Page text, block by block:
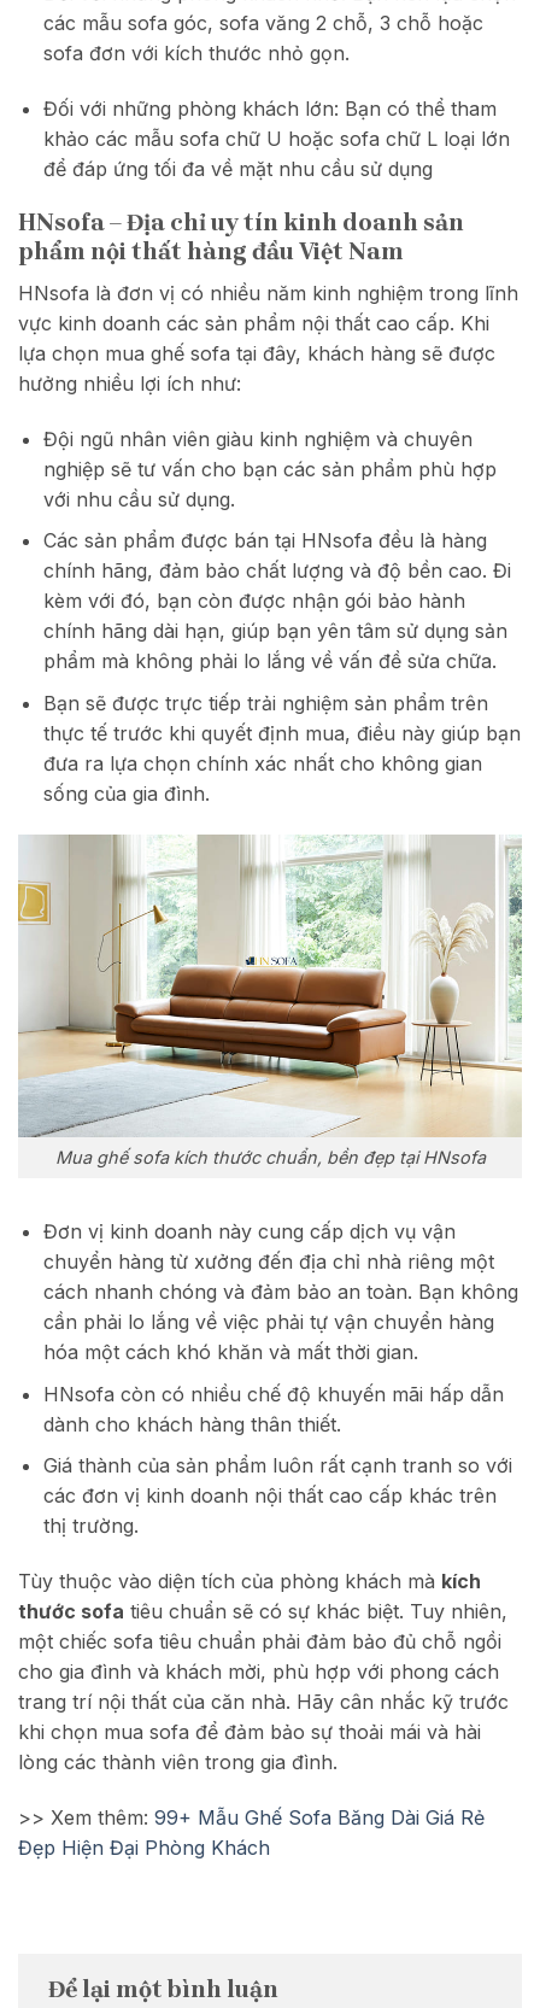
các mẫu sofa góc, sofa văng 2 chỗ, 3 chỗ hoặc
sofa đơn với kích thước nhỏ gọn.
Đối với những phòng khách lớn: Bạn có thể tham
khảo các mẫu sofa chữ U hoặc sofa chữ L loại lớn
để đáp ứng tối đa về mặt nhu cầu sử dụng
HNsofa – Địa chỉ uy tín kinh doanh sản
phẩm nội thất hàng đầu Việt Nam
HNsofa là đơn vị có nhiều năm kinh nghiệm trong lĩnh
vực kinh doanh các sản phẩm nội thất cao cấp. Khi
lựa chọn mua ghế sofa tại đây, khách hàng sẽ được
hưởng nhiều lợi ích như:
Đội ngũ nhân viên giàu kinh nghiệm và chuyên
nghiệp sẽ tư vấn cho bạn các sản phẩm phù hợp
với nhu cầu sử dụng.
Các sản phẩm được bán tại HNsofa đều là hàng
chính hãng, đảm bảo chất lượng và độ bền cao. Đi
kèm với đó, bạn còn được nhận gói bảo hành
chính hãng dài hạn, giúp bạn yên tâm sử dụng sản
phẩm mà không phải lo lắng về vấn đề sửa chữa.
Bạn sẽ được trực tiếp trải nghiệm sản phẩm trên
thực tế trước khi quyết định mua, điều này giúp bạn
đưa ra lựa chọn chính xác nhất cho không gian
sống của gia đình.
Mua ghế sofa kích thước chuẩn, bền đẹp tại HNsofa
Đơn vị kinh doanh này cung cấp dịch vụ vận
chuyển hàng từ xưởng đến địa chỉ nhà riêng một
cách nhanh chóng và đảm bảo an toàn. Bạn không
cần phải lo lắng về việc phải tự vận chuyển hàng
hóa một cách khó khăn và mất thời gian.
HNsofa còn có nhiều chế độ khuyến mãi hấp dẫn
dành cho khách hàng thân thiết.
Giá thành của sản phẩm luôn rất cạnh tranh so với
các đơn vị kinh doanh nội thất cao cấp khác trên
thị trường.
Tùy thuộc vào diện tích của phòng khách mà kích
thước sofa tiêu chuẩn sẽ có sự khác biệt. Tuy nhiên,
một chiếc sofa tiêu chuẩn phải đảm bảo đủ chỗ ngồi
cho gia đình và khách mời, phù hợp với phong cách
trang trí nội thất của căn nhà. Hãy cân nhắc kỹ trước
khi chọn mua sofa để đảm bảo sự thoải mái và hài
lòng các thành viên trong gia đình.
>> Xem thêm: 99+ Mẫu Ghế Sofa Băng Dài Giá Rẻ
Đẹp Hiện Đại Phòng Khách
Để lại một bình luận